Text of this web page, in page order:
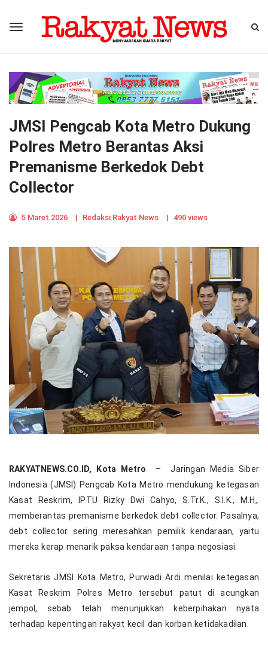
JMSI Pengcab Kota Metro Dukung
Polres Metro Berantas Aksi
Premanisme Berkedok Debt
Collector
5 Maret 2026 | Redaksi Rakyat News | 490 views
RAKYATNEWS.CO.ID, Kota Metro – Jaringan Media Siber
Indonesia (JMSI) Pengcab Kota Metro mendukung ketegasan
Kasat Reskrim, IPTU Rizky Dwi Cahyo, S.Tr.K., S.I.K., M.H,.
memberantas premanisme berkedok debt collector. Pasalnya,
debt collector sering meresahkan pemilik kendaraan, yaitu
mereka kerap menarik paksa kendaraan tanpa negosiasi.
Sekretaris JMSI Kota Metro, Purwadi Ardi menilai ketegasan
Kasat Reskrim Polres Metro tersebut patut di acungkan
jempol, sebab telah menunjukkan keberpihakan nyata
terhadap kepentingan rakyat kecil dan korban ketidakadilan.